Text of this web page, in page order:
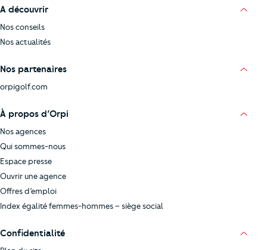
A découvrir
Nos conseils
Nos actualités
Nos partenaires
orpigolf.com
À propos d’Orpi
Nos agences
Qui sommes-nous
Espace presse
Ouvrir une agence
Offres d’emploi
Index égalité femmes-hommes – siège social
Confidentialité